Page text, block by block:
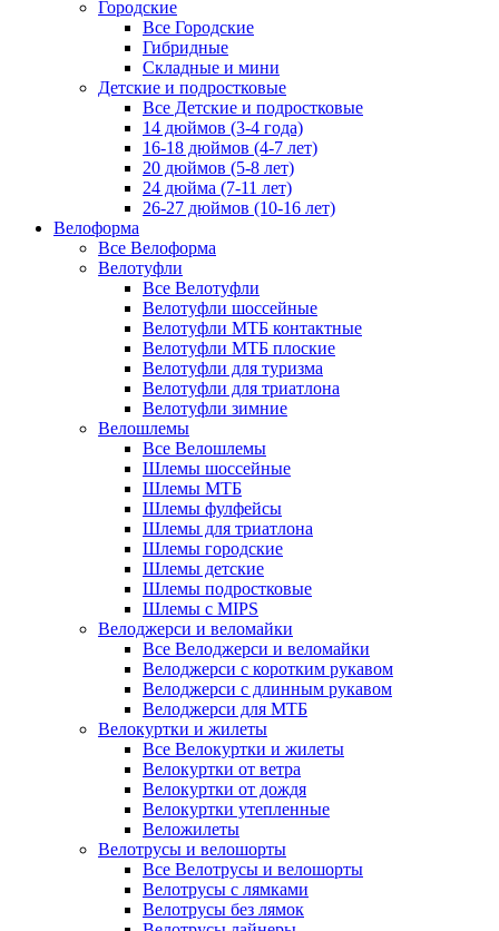
Городские
Все Городские
Гибридные
Складные и мини
Детские и подростковые
Все Детские и подростковые
14 дюймов (3-4 года)
16-18 дюймов (4-7 лет)
20 дюймов (5-8 лет)
24 дюйма (7-11 лет)
26-27 дюймов (10-16 лет)
Велоформа
Все Велоформа
Велотуфли
Все Велотуфли
Велотуфли шоссейные
Велотуфли МТБ контактные
Велотуфли МТБ плоские
Велотуфли для туризма
Велотуфли для триатлона
Велотуфли зимние
Велошлемы
Все Велошлемы
Шлемы шоссейные
Шлемы МТБ
Шлемы фулфейсы
Шлемы для триатлона
Шлемы городские
Шлемы детские
Шлемы подростковые
Шлемы с MIPS
Велоджерси и веломайки
Все Велоджерси и веломайки
Велоджерси с коротким рукавом
Велоджерси с длинным рукавом
Велоджерси для МТБ
Велокуртки и жилеты
Все Велокуртки и жилеты
Велокуртки от ветра
Велокуртки от дождя
Велокуртки утепленные
Веложилеты
Велотрусы и велошорты
Все Велотрусы и велошорты
Велотрусы с лямками
Велотрусы без лямок